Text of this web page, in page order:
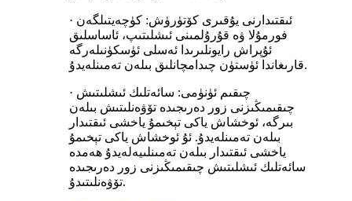
· ئىقتىدارنى يۇقىرى كۆتۈرۈش: كۈچەيتىلگەن
فورمۇلا ۋە قۇرۇلمىنى ئىشلىتىپ، ئاساسلىق
ئۇپراش رايونلىرىدا ئەسلى ئۈسكۈنىلەرگە
قارىغاندا ئۈستۈن چىدامچانلىق بىلەن تەمىنلەيدۇ.
· چىقىم ئۈنۈمى: سائەتلىك ئىشلىتىش
چىقىمىڭىزنى زور دەرىجىدە تۆۋەنلىتىش بىلەن
بىرگە، ئوخشاش ياكى تېخىمۇ ياخشى ئىقتىدار
بىلەن تەمىنلەيدۇ. ئۇ ئوخشاش ياكى تېخىمۇ
ياخشى ئىقتىدار بىلەن تەمىنلىيەلەيدۇ ھەمدە
سائەتلىك ئىشلىتىش چىقىمىڭىزنى زور دەرىجىدە
تۆۋەنلىتىدۇ.